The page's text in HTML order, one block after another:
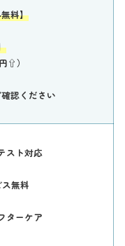
料】
⇧）
認ください
スト対応
無料
ターケア